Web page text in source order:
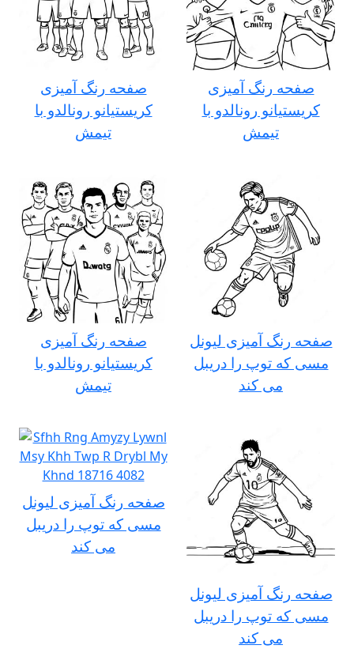
صفحه رنگ آمیزی
کریستیانو رونالدو با
تیمش
صفحه رنگ آمیزی
کریستیانو رونالدو با
تیمش
صفحه رنگ آمیزی
کریستیانو رونالدو با
تیمش
صفحه رنگ آمیزی لیونل
مسی که توپ را دریبل
می کند
صفحه رنگ آمیزی لیونل
مسی که توپ را دریبل
می کند
صفحه رنگ آمیزی لیونل
مسی که توپ را دریبل
می کند